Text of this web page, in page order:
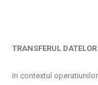
TRANSFERUL
In contextul